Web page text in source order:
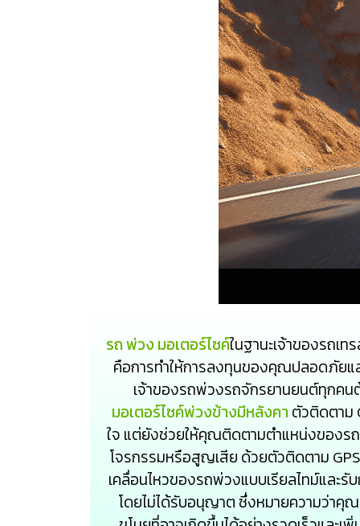
รถ พ่วง มอเตอร์ไซค์ในฐานะเจ้าของรถเ
คือการทำให้การลงทุนของคุณปลอดภัยแ
เจ้าของรถพ่วงรถจักรยานยนต์ทุกคน
มอเตอร์ไซค์พ่วงข้างมีหลังคา ตัวติดตาม
ใจ แต่ยังช่วยให้คุณติดตามตำแหน่งของ
โจรกรรมหรือสูญเสีย ด้วยตัวติดตาม
เคลื่อนไหวของรถพ่วงแบบเรียลไทม์และรั
โดยไม่ได้รับอนุญาต ซึ่งหมายความว่าคุ